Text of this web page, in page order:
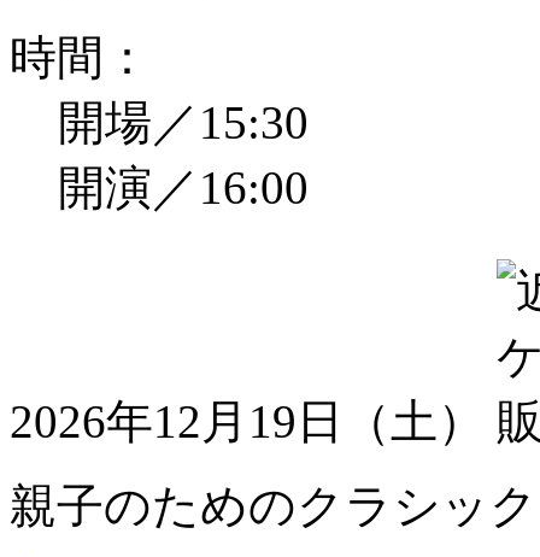
時間：
開場／15:30
開演／16:00
2026年12月19日（土）
親子のためのクラシッ